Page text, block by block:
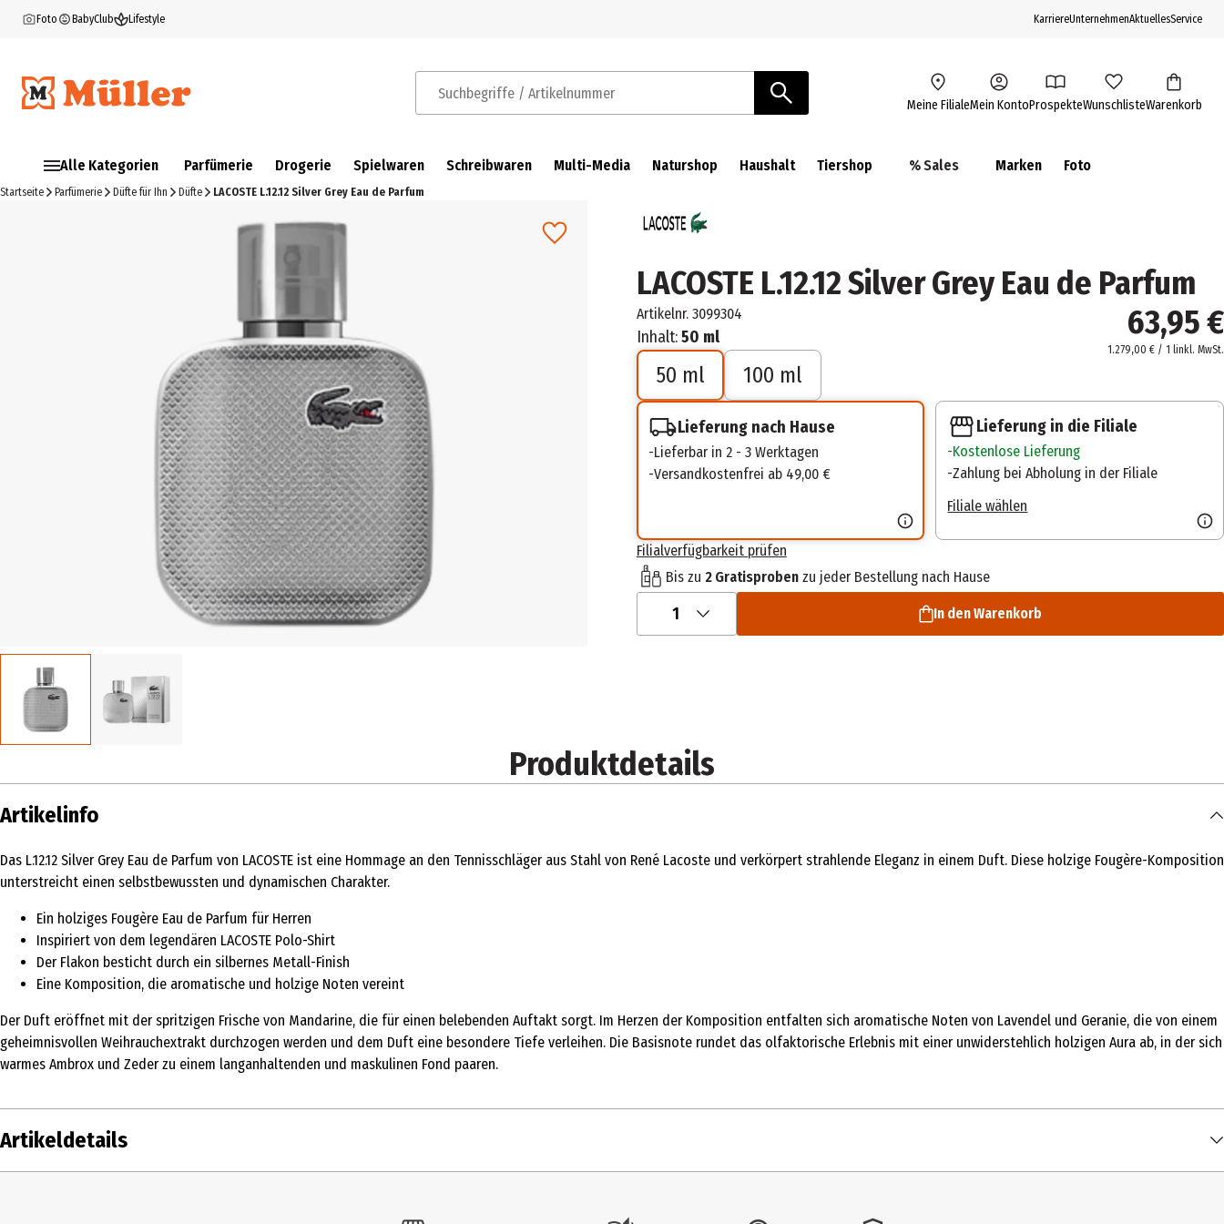
Foto BabyClub Lifestyle KarriereUnternehmenAktuellesService
Suchbegriffe / Artikelnummer Meine FilialeMein KontoProspekteWunschlisteWarenkorb
Alle Kategorien Parfümerie Drogerie Spielwaren Schreibwaren Multi-Media Naturshop Haushalt Tiershop % Sales Marken Foto
Startseite Parfümerie Düfte für Ihn Düfte LACOSTE L.12.12 Silver Grey Eau de Parfum
LACOSTE L.12.12 Silver Grey Eau de Parfum
Artikelnr. 3099304
Inhalt:50 ml
50 ml 100 ml
63,95 €
1.279,00 € / 1 linkl. MwSt.
Lieferung nach Hause
Lieferbar in 2 - 3 Werktagen
Versandkostenfrei ab 49,00 €
Lieferung in die Filiale
Kostenlose Lieferung
Zahlung bei Abholung in der Filiale
Filiale wählen
Filialverfügbarkeit prüfen
Bis zu 2 Gratisprobenzu jeder Bestellung nach Hause
1 In den Warenkorb
Produktdetails
Artikelinfo
Das L.12.12 Silver Grey Eau de Parfum von LACOSTE ist eine Hommage an den Tennisschläger aus Stahl von René Lacoste und verkörpert strahlende Eleganz in einem Duft. Diese holzige Fougère-Komposition
unterstreicht einen selbstbewussten und dynamischen Charakter.
Ein holziges Fougère Eau de Parfum für Herren
Inspiriert von dem legendären LACOSTE Polo-Shirt
Der Flakon besticht durch ein silbernes Metall-Finish
Eine Komposition, die aromatische und holzige Noten vereint
Der Duft eröffnet mit der spritzigen Frische von Mandarine, die für einen belebenden Auftakt sorgt. Im Herzen der Komposition entfalten sich aromatische Noten von Lavendel und Geranie, die von einem
geheimnisvollen Weihrauchextrakt durchzogen werden und dem Duft eine besondere Tiefe verleihen. Die Basisnote rundet das olfaktorische Erlebnis mit einer unwiderstehlich holzigen Aura ab, in der sich
warmes Ambrox und Zeder zu einem langanhaltenden und maskulinen Fond paaren.
Artikeldetails